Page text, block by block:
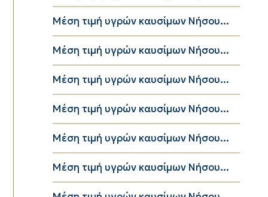
Μέση τιμή υγρών καυσίμων Νήσου...
Μέση τιμή υγρών καυσίμων Νήσου...
Μέση τιμή υγρών καυσίμων Νήσου...
Μέση τιμή υγρών καυσίμων Νήσου...
Μέση τιμή υγρών καυσίμων Νήσου...
Μέση τιμή υγρών καυσίμων Νήσου...